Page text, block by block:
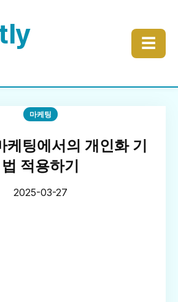
☰
마케팅
케팅에서의 개인화 기
법 적용하기
2025-03-27